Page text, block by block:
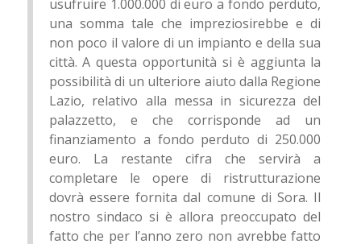
usufruire 1.000.000 di euro a fondo perduto,
una somma tale che impreziosirebbe e di
non poco il valore di un impianto e della sua
città. A questa opportunità si è aggiunta la
possibilità di un ulteriore aiuto dalla Regione
Lazio, relativo alla messa in sicurezza del
palazzetto, e che corrisponde ad un
finanziamento a fondo perduto di 250.000
euro. La restante cifra che servirà a
completare le opere di ristrutturazione
dovrà essere fornita dal comune di Sora. Il
nostro sindaco si è allora preoccupato del
fatto che per l’anno zero non avrebbe fatto